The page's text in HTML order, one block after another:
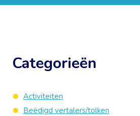
Categorieën
Activiteiten
Beëdigd vertalers/tolken